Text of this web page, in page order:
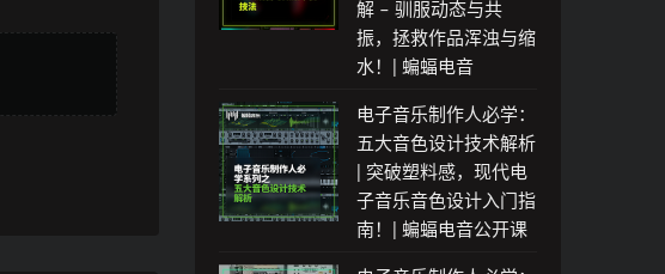
解 – 驯服动态与共
振，拯救作品浑浊与缩
水！| 蝙蝠电音
电子音乐制作人必学：
五大音色设计技术解析
| 突破塑料感，现代电
子音乐音色设计入门指
南！| 蝙蝠电音公开课